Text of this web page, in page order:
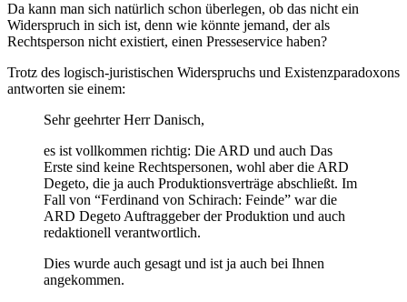
Da kann man sich natürlich schon überlegen, ob das nicht ein
Widerspruch in sich ist, denn wie könnte jemand, der als
Rechtsperson nicht existiert, einen Presseservice haben?
Trotz des logisch-juristischen Widerspruchs und Existenzparadoxons
antworten sie einem:
Sehr geehrter Herr Danisch,
es ist vollkommen richtig: Die ARD und auch Das
Erste sind keine Rechtspersonen, wohl aber die ARD
Degeto, die ja auch Produktionsverträge abschließt. Im
Fall von “Ferdinand von Schirach: Feinde” war die
ARD Degeto Auftraggeber der Produktion und auch
redaktionell verantwortlich.
Dies wurde auch gesagt und ist ja auch bei Ihnen
angekommen.